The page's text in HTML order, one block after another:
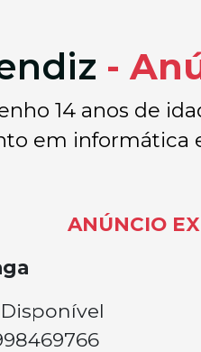
-
14 anos de
em informática
ANÚNCIO
Disponível